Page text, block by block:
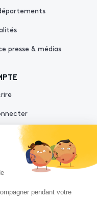
presse & médias